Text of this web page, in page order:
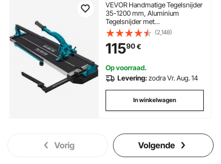
VEVOR Handmatige Tegelsnijder
35-1200 mm, Aluminium
Tegelsnijder met
Laserpositionering, Dubbele
Geleiderail & Antislip Rubberen
Handgreep, Precisie voor
Keramische Vloertegels
(2,148)
11590€
Op voorraad.
Levering:zodra Vr. Aug. 14
In winkelwagen
Vorig Volgende